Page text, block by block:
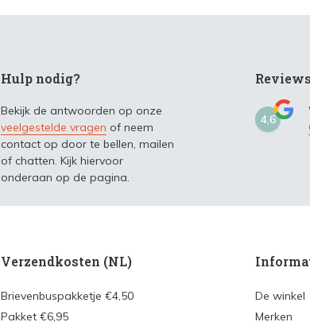
Hulp nodig?
Bekijk de antwoorden op onze
veelgestelde vragen of neem
contact op door te bellen, mailen
of chatten. Kijk hiervoor
onderaan op de pagina.
Reviews
4,6
Verzendkosten (NL)
Brievenbuspakketje €4,50
Pakket €6,95
De winkel
Merken